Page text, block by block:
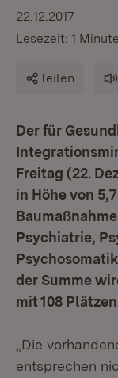
22.12.2017
Lesezeit: 1 Minute
Teilen
Der für
Freitag (22.
in Höhe von
Psychiatrie,
der Summe
mit 108
„Die
entsprechen